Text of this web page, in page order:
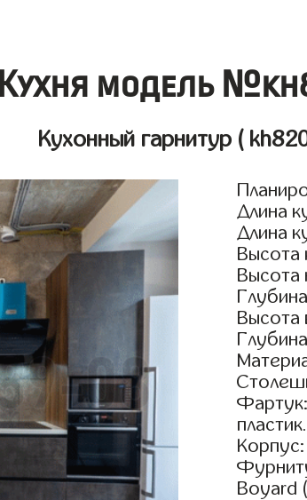
Кухня модель
Кухонный гарнитур (
Длина
Длина
Высота
Высота
Высота
пластик.
Boyard